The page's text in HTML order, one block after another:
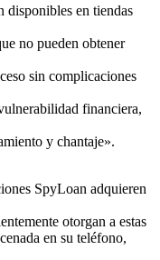
disponibles en tiendas
no pueden obtener
sin complicaciones
financiera,
y chantaje».
SpyLoan adquieren
otorgan a estas
en su teléfono,